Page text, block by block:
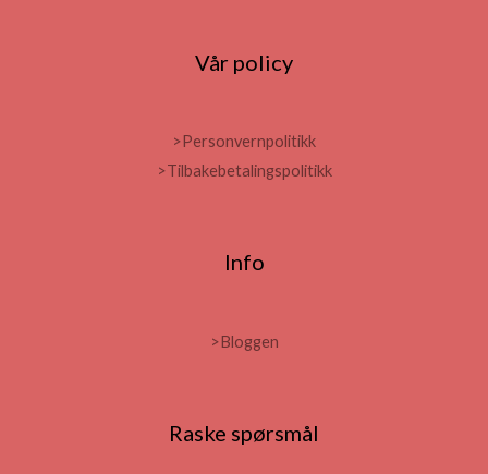
Vår policy
>Personvernpolitikk
>Tilbakebetalingspolitikk
Info
>Bloggen
Raske spørsmål